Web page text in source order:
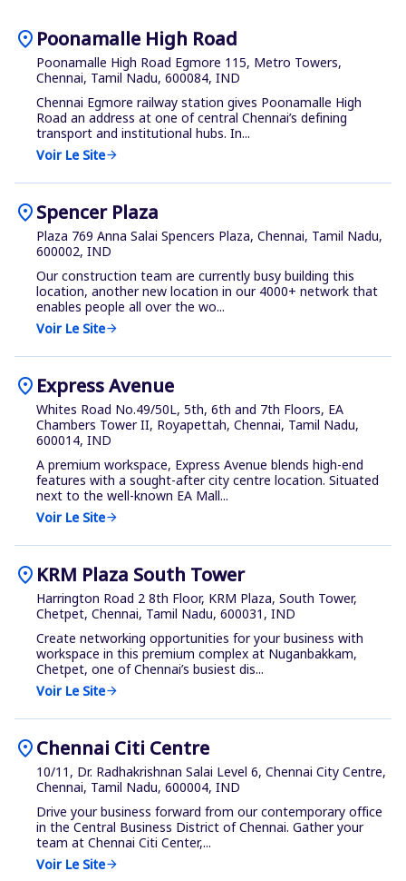
location_on Poonamalle High Road
Poonamalle High Road Egmore 115, Metro Towers,
Chennai, Tamil Nadu, 600084, IND
Chennai Egmore railway station gives Poonamalle High
Road an address at one of central Chennai’s defining
transport and institutional hubs. In...
Voir Le Sitearrow_forward
location_onSpencer Plaza
Plaza 769 Anna Salai Spencers Plaza, Chennai, Tamil Nadu,
600002, IND
Our construction team are currently busy building this
location, another new location in our 4000+ network that
enables people all over the wo...
Voir Le Sitearrow_forward
location_on Express Avenue
Whites Road No.49/50L, 5th, 6th and 7th Floors, EA
Chambers Tower II, Royapettah, Chennai, Tamil Nadu,
600014, IND
A premium workspace, Express Avenue blends high-end
features with a sought-after city centre location. Situated
next to the well-known EA Mall...
Voir Le Sitearrow_forward
location_on KRM Plaza South Tower
Harrington Road 2 8th Floor, KRM Plaza, South Tower,
Chetpet, Chennai, Tamil Nadu, 600031, IND
Create networking opportunities for your business with
workspace in this premium complex at Nuganbakkam,
Chetpet, one of Chennai’s busiest dis...
Voir Le Sitearrow_forward
location_onChennai Citi Centre
10/11, Dr. Radhakrishnan Salai Level 6, Chennai City Centre,
Chennai, Tamil Nadu, 600004, IND
Drive your business forward from our contemporary office
in the Central Business District of Chennai. Gather your
team at Chennai Citi Center,...
Voir Le Sitearrow_forward